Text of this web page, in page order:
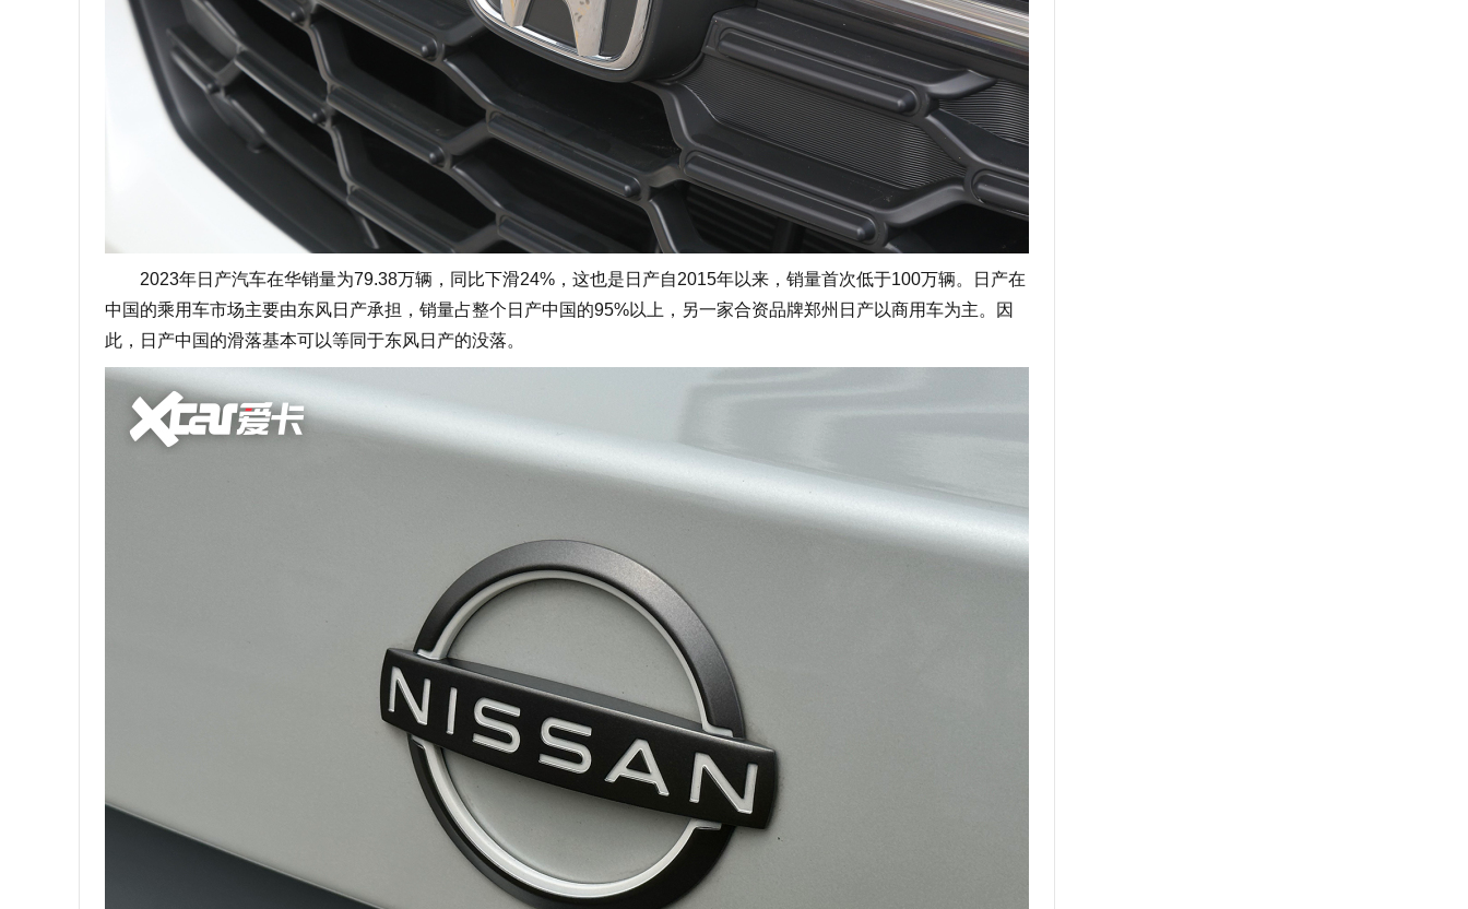
2023年日产汽车在华销量为79.38万辆，同比下滑24%，这也是日产自2015年以来，销量首次低于100万辆。日产在
中国的乘用车市场主要由东风日产承担，销量占整个日产中国的95%以上，另一家合资品牌郑州日产以商用车为主。因
此，日产中国的滑落基本可以等同于东风日产的没落。